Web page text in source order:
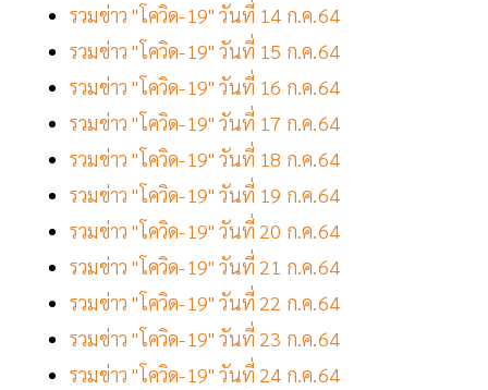
รวมข่าว "โควิด-19" วันที่ 14 ก.ค.64
รวมข่าว "โควิด-19" วันที่ 15 ก.ค.64
รวมข่าว "โควิด-19" วันที่ 16 ก.ค.64
รวมข่าว "โควิด-19" วันที่ 17 ก.ค.64
รวมข่าว "โควิด-19" วันที่ 18 ก.ค.64
รวมข่าว "โควิด-19" วันที่ 19 ก.ค.64
รวมข่าว "โควิด-19" วันที่ 20 ก.ค.64
รวมข่าว "โควิด-19" วันที่ 21 ก.ค.64
รวมข่าว "โควิด-19" วันที่ 22 ก.ค.64
รวมข่าว "โควิด-19" วันที่ 23 ก.ค.64
รวมข่าว "โควิด-19" วันที่ 24 ก.ค.64